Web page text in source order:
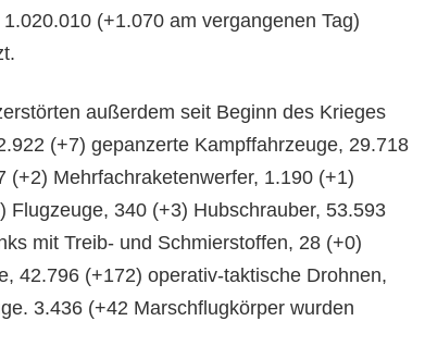
(+1.070 am vergangenen Tag)
außerdem seit Beginn des Krieges
(+7) gepanzerte Kampffahrzeuge, 29.718
(+2) Mehrfachraketenwerfer, 1.190 (+1)
Flugzeuge, 340 (+3) Hubschrauber, 53.593
mit Treib- und Schmierstoffen, 28 (+0)
42.796 (+172) operativ-taktische Drohnen,
3.436 (+42 Marschflugkörper wurden